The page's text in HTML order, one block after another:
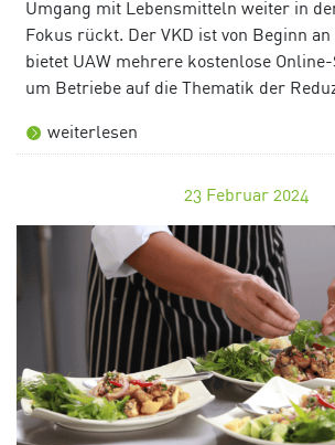
Umgang mit Lebensmitteln weiter in
Fokus rückt. Der VKD ist von Beginn
bietet UAW mehrere kostenlose
um Betriebe auf die Thematik der
weiterlesen
23 Februar 2024